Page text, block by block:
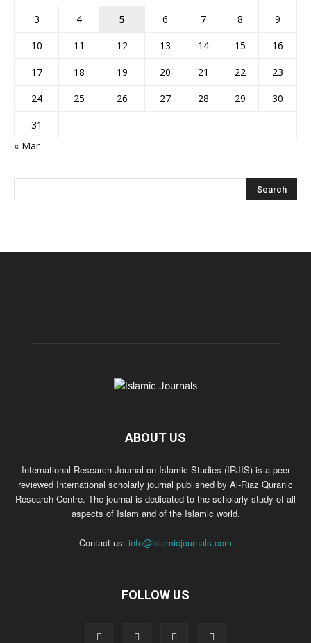
3
4 5 6 7 8
9
10
11 12 13 14 15
16
17
18 19 20 21 22
23
24
25 26 27 28 29
30
31
« Mar
ABOUT US
International Research Journal on Islamic Studies (IRJIS) is a peer
reviewed International scholarly journal published by Al-Riaz Quranic
Research Centre. The journal is dedicated to the scholarly study of all
aspects of Islam and of the Islamic world.
Contact us: info@islamicjournals.com
FOLLOW US